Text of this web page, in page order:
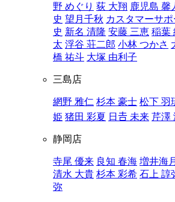
野 めぐり 荻 大翔 鹿児島 馨
史 望月千秋 カスタマーサポ
史 新名 清隆 安藤 三恵 稲葉
太 浮谷 荘二郎 小林 つかさ
橋 祐斗 大塚 由利子
三島店
網野 雅仁 杉本 豪士 松下 羽
姫 猪田 彩夏 日𠮷 未来 芹澤
静岡店
寺尾 優来 良知 春海 増井海月
清水 大貴 杉本 彩希 石上 諄
弥